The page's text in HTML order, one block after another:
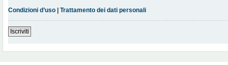
Condizioni d’uso | Trattamento dei dati personali
Iscriviti